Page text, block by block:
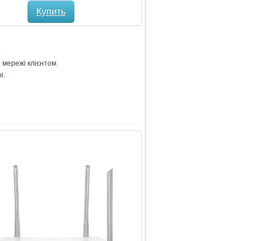
Купить
клієнтом.